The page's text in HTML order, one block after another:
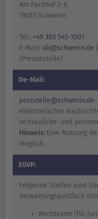
Am Packhof 2-6
19053 Schwerin
Tel.: +49 385 545-1001
E-Mail: ob@schwerin.de
(Pressestelle)
De-Mail:
elektronischer
vertrauliche und
Hinweis: Eine Nutzung
möglich.
EGVP:
Folgende Stellen sind
Verwaltungspostfach
Rechtsamt (für